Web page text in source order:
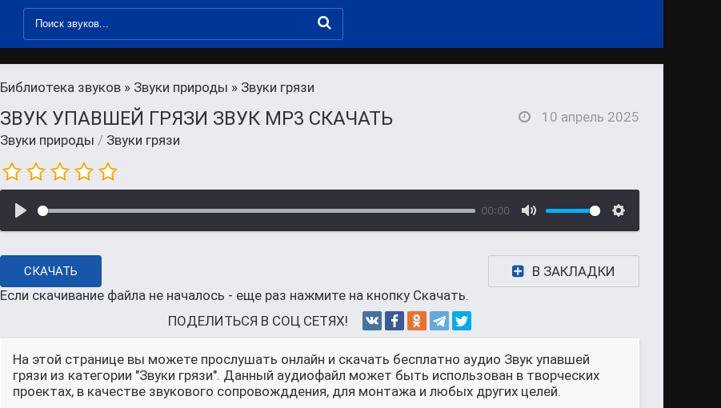
Библиотека звуков » Звуки природы » Звуки грязи
ЗВУК УПАВШЕЙ ГРЯЗИ ЗВУК MP3 СКАЧАТЬ
Звуки природы / Звуки грязи
10 апрель 2025
00:00
СКАЧАТЬ
В ЗАКЛАДКИ
Если скачивание файла не началось - еще раз нажмите на кнопку Скачать.
ПОДЕЛИТЬСЯ В СОЦ СЕТЯХ!
На этой странице вы можете прослушать онлайн и скачать бесплатно аудио Звук упавшей
грязи из категории "Звуки грязи". Данный аудиофайл может быть использован в творческих
проектах, в качестве звукового сопровожддения, для монтажа и любых других целей.